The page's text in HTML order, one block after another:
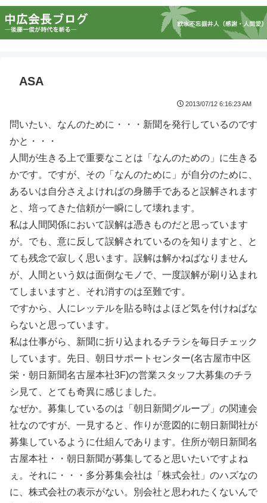
ASA
2013/07/12 6:16:23 AM
問いたい、なんのために・・・新聞を発行しているのです
かと・・・
人間が生きる上で重要なことは「なんのための」に生きる
かです。ですが、その「なんのために」が自分のために、
あるいは自分さえよければの身勝手であると誤解されます
と、培ってきた信頼が一瞬にして壊れます。
私は人間関係において誤解は憑きものだと思っています
が。でも、意に反して誤解されているのを知りますと、と
ても残念で寂しく思います。誤解は解かねばなりません
が、人間という奴は面倒なモノで、一度誤解が刷り込まれ
てしまいますと、それ消すのは至難です。
ですから、人にレッテルを貼る時はよほど気を付けねばな
らないと思っています。
私は仕事がら、新聞に折り込まれるチラシを毎日チェック
しています。先日、朝日サポートセンター(名古屋市中区
栄・朝日新聞名古屋本社3F)の営業スタッフ大募集のチラ
シ見て、とても奇異に感じました。
なぜか。募集しているのは「朝日新聞グループ」の関連会
社なのですが、一見すると、作りが意図的に朝日新聞社が
募集しているように仕組んであります。住所が朝日新聞名
古屋本社・・朝日新聞が募集してると思いたいですよね
ぇ。それに・・・多分募集会社は「株式会社」のハズなの
に、株式会社の表示がない。別会社と思われたくないんで